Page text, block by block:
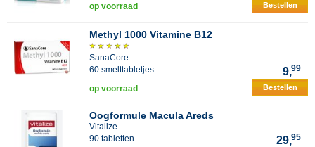
op voorraad Bestellen
Methyl 1000 Vitamine B12
SanaCore
60 smelttabletjes
9,99
op voorraad Bestellen
Oogformule Macula Areds
Vitalize
90 tabletten
29,95